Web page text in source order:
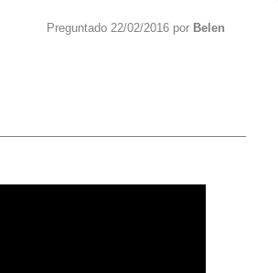
Preguntado 22/02/2016 por Belen